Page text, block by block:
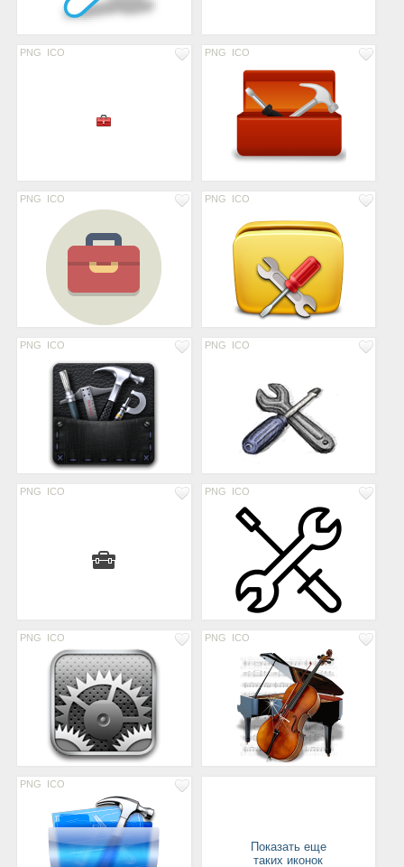
PNG ICO PNG ICO
PNG ICO PNG ICO
PNG ICO PNG ICO
PNG ICO PNG ICO
PNG ICO PNG ICO
PNG ICO
Показать еще
таких иконок